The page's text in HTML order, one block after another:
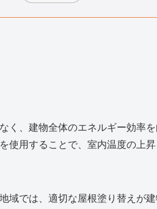
く、建物全体のエネルギー効率
使用することで、室内温度の上
域では、適切な屋根塗り替えが